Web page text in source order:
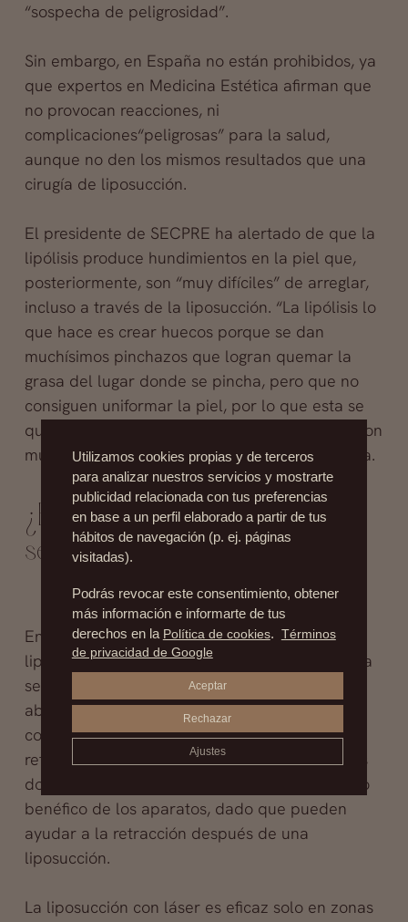
“sospecha de peligrosidad”.
Sin embargo, en España no están prohibidos, ya
que expertos en Medicina Estética afirman que
no provocan reacciones, ni
complicaciones“peligrosas” para la salud,
aunque no den los mismos resultados que una
cirugía de liposucción.
El presidente de SECPRE ha alertado de que la
lipólisis produce hundimientos en la piel que,
posteriormente, son “muy difíciles” de arreglar,
incluso a través de la liposucción. “La lipólisis lo
que hace es crear huecos porque se dan
muchísimos pinchazos que logran quemar la
grasa del lugar donde se pincha, pero que no
consiguen uniformar la piel, por lo que esta se
queda con muchos desniveles que, después, son
muy difíciles de arreglar” según el Dr. Chamosa.
¿Existe algún tratamiento que
sea como la liposucción?
En la actualidad, no existe un sustituto de la
liposucción y para eliminar la grasa rebelde, ya
sea en pistoleras, en piernas, cintura, o
abdomen, lo único eficaz es la liposucción
corporal. No obstante, para ayudar a la
retracción de la piel después de una cirugía es
donde podemos encontrar el verdadero efecto
benéfico de los aparatos, dado que pueden
ayudar a la retracción después de una
liposucción.
La liposucción con láser es eficaz solo en zonas
Utilizamos cookies propias y de terceros
para analizar nuestros servicios y mostrarte
publicidad relacionada con tus preferencias
en base a un perfil elaborado a partir de tus
hábitos de navegación (p. ej. páginas
visitadas).
Podrás revocar este consentimiento, obtener
más información e informarte de tus
derechos en la Política de cookies. Términos
de privacidad de Google
Aceptar
Rechazar
Ajustes